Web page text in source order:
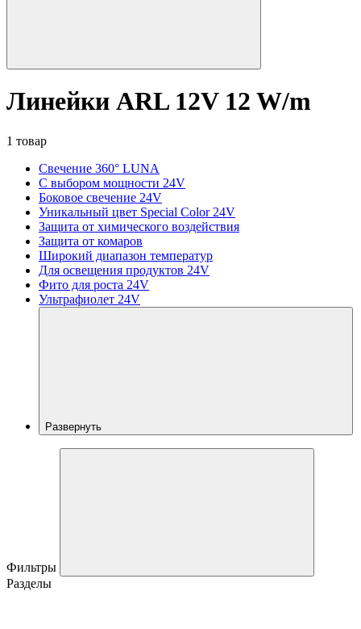
Линейки ARL 12V 12 W/m
1 товар
Свечение 360° LUNA
С выбором мощности 24V
Боковое свечение 24V
Уникальный цвет Special Color 24V
Защита от химического воздействия
Защита от комаров
Широкий диапазон температур
Для освещения продуктов 24V
Фито для роста 24V
Ультрафиолет 24V
Развернуть
Фильтры
Разделы